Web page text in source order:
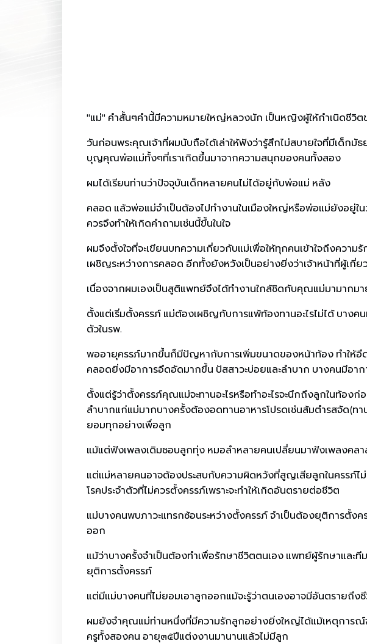
"แม่" คำสั้นๆคำนี้มีความหมายใหญ่หลวงนัก เป็นหญิงผู้ให้กำเนิดชีวิต
วันก่อนพระคุณเจ้าที่ผมนับถือได้เล่าให้ฟังว่ารู้สึกไม่สบายใจที่มีเด็ก
บุญคุณพ่อแม่ทั้งๆที่เราเกิดขึ้นมาจากความสนุกของคนทั้งสอง
ผมได้เรียนท่านว่าปัจจุบันเด็กหลายคนไม่ได้อยู่กับพ่อแม่ หลัง
คลอด แล้วพ่อแม่จำเป็นต้องไปทำงานในเมืองใหญ่หรือพ่อแม่ยังอยู่
ควรจึงทำให้เกิดคำถามเช่นนี้ขึ้นในใจ
ผมจึงตั้งใจที่จะเขียนบทความเกี่ยวกับแม่เพื่อให้ทุกคนเข้าใจถึงคว
เผชิญระหว่างการคลอด อีกทั้งยังหวังเป็นอย่างยิ่งว่าเจ้าหน้าที่ผู้เ
เนื่องจากผมเองเป็นสูติแพทย์จึงได้ทำงานใกล้ชิดกับคุณแม่มามากม
ตั้งแต่เริ่มตั้งครรภ์ แม่ต้องเผชิญกับการแพ้ท้องทานอะไรไม่ได้ บาง
ตัวในรพ.
พออายุครรภ์มากขึ้นก็มีปัญหากับการเพิ่มขนาดของหน้าท้อง ทำให้อึ
คลอดยิ่งมีอาการอึดอัดมากขึ้น ปัสสาวะบ่อยและลำบาก บางคนมีอา
ตั้งแต่รู้ว่าตั้งครรภ์คุณแม่จะทานอะไรหรือทำอะไรจะนึกถึงลูกในท้อง
ลำบากแก่แม่มากบางครั้งต้องอดทานอาหารโปรดเช่นส้มตำรสจัด(ท
ยอมทุกอย่างเพื่อลูก
แม้แต่ฟังเพลงเดิมชอบลูกทุ่ง หมอลำหลายคนเปลี่ยนมาฟังเพลงคล
แต่แม่หลายคนอาจต้องประสบกับความผิดหวังที่สูญเสียลูกในครรภ์ไ
โรคประจำตัวที่ไม่ควรตั้งครรภ์เพราะจะทำให้เกิดอันตรายต่อชีวิต
แม่บางคนพบภาวะแทรกซ้อนระหว่างตั้งครรภ์ จำเป็นต้องยุติการตั้ง
ออก
แม้ว่าบางครั้งจำเป็นต้องทำเพื่อรักษาชีวิตตนเอง แพทย์ผู้รักษาและ
ยุติการตั้งครรภ์
แต่มีแม่บางคนที่ไม่ยอมเอาลูกออกแม้จะรู้ว่าตนเองอาจมีอันตรายถึ
ผมยังจำคุณแม่ท่านหนึ่งที่มีความรักลูกอย่างยิ่งใหญ่ได้แม้เหตุการณ์
ครูทั้งสองคน อายุ๓๕ปีแต่งงานมานานแล้วไม่มีลูก